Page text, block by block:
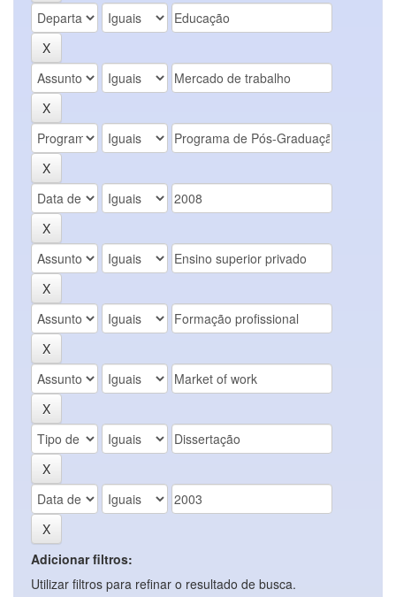
Adicionar filtros:
Utilizar filtros para refinar o resultado de busca.